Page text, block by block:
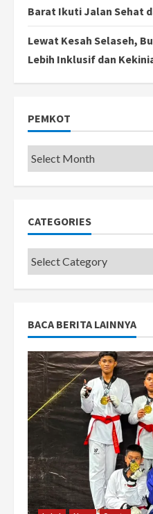
Barat Ikuti Jalan Sehat
Lewat Kesah Selaseh,
Lebih Inklusif dan
PEMKOT
Pemkot
CATEGORIES
Categories
BACA BERITA LAINNYA